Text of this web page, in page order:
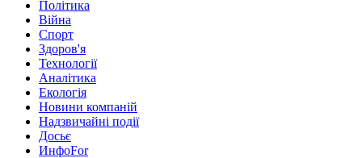
Політика
Війна
Спорт
Здоров'я
Технології
Аналітика
Екологія
Новини компаній
Надзвичайні події
Досьє
ИнфоFor